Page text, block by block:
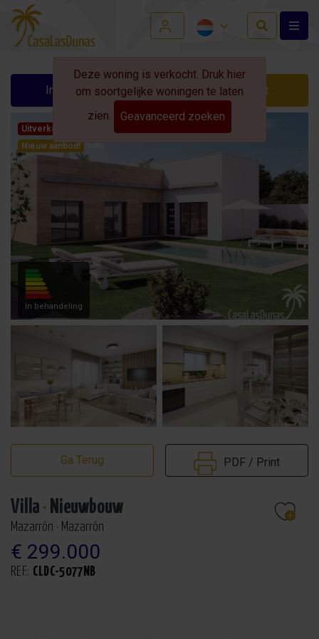
Info aanvragen Contact
Deze woning is verkocht. Druk hier
om soortgelijke woningen te laten
zien.
Geavanceerd zoeken
Uitverkocht
Nieuw aanbod!
In behandeling
Ga Terug PDF / Print
Villa · Nieuwbouw
Mazarrón · Mazarrón
€ 299.000
REF.: CLDC-5077NB